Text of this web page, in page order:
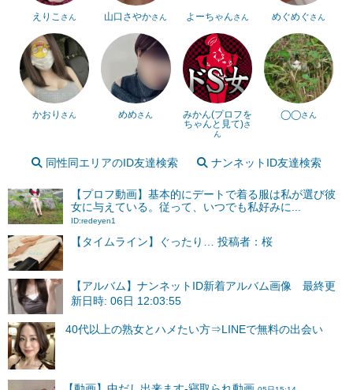
えりこ さん 山口さやかさん よーちゃんさん めぐめぐさん
かおり さん めめさん
みかん(プロフを
ちゃんと見て)さ
ん
◯◯さん
同性同エリアのID友達検索 ナンネットID友達検索
【プロフ動画】基本的にデートで着る服は私が選び彼
女に与えている。従って、いつでも私好みに...
ID:redeyen1
【タイムライン】ぐったり… 投稿者：桜
【アルバム】ナンネットID新着アルバム画像 最終更
新日時: 06日 12:03:55